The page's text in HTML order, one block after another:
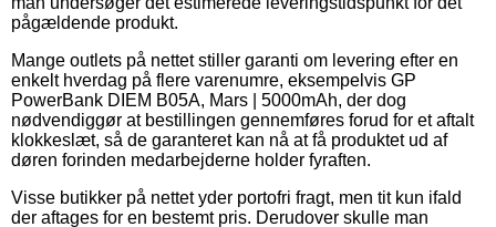
pågældende produkt.
Mange outlets på nettet stiller garanti om levering efter en
enkelt hverdag på flere varenumre, eksempelvis GP
PowerBank DIEM B05A, Mars | 5000mAh, der dog
nødvendiggør at bestillingen gennemføres forud for et aftalt
klokkeslæt, så de garanteret kan nå at få produktet ud af
døren forinden medarbejderne holder fyraften.
Visse butikker på nettet yder portofri fragt, men tit kun ifald
der aftages for en bestemt pris. Derudover skulle man